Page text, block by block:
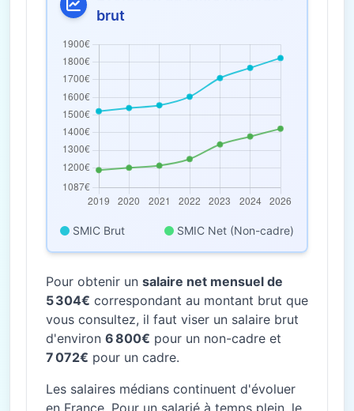
brut
SMIC Brut SMIC Net (Non-cadre)
Pour obtenir un salaire net mensuel de
5 304€ correspondant au montant brut que
vous consultez, il faut viser un salaire brut
d'environ 6 800€ pour un non-cadre et
7 072€ pour un cadre.
Les salaires médians continuent d'évoluer
en France. Pour un salarié à temps plein, le